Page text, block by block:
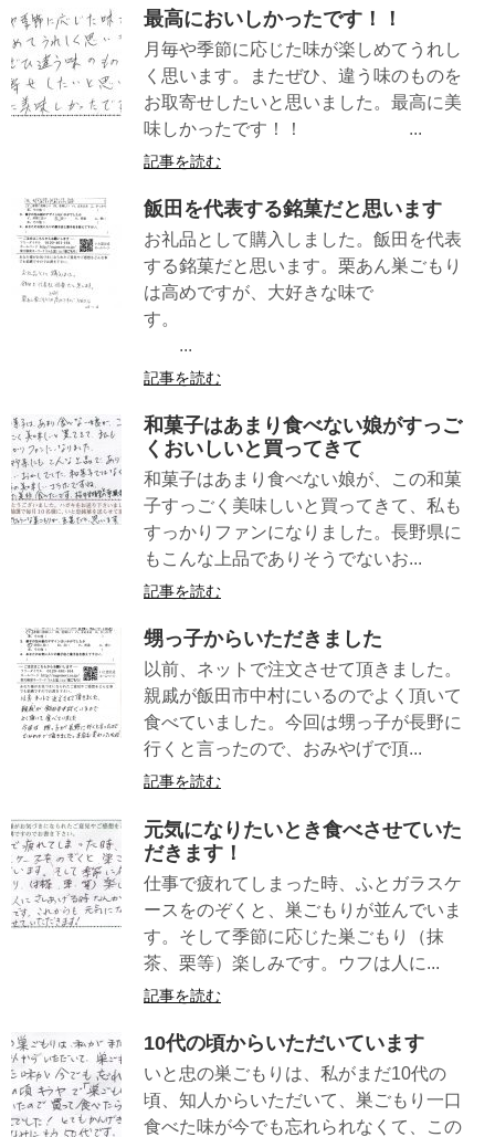
最高においしかったです！！
月毎や季節に応じた味が楽しめてうれし
く思います。またぜひ、違う味のものを
お取寄せしたいと思いました。最高に美
味しかったです！！ ...
記事を読む
飯田を代表する銘菓だと思います
お礼品として購入しました。飯田を代表
する銘菓だと思います。栗あん巣ごもり
は高めですが、大好きな味で
す。
...
記事を読む
和菓子はあまり食べない娘がすっご
くおいしいと買ってきて
和菓子はあまり食べない娘が、この和菓
子すっごく美味しいと買ってきて、私も
すっかりファンになりました。長野県に
もこんな上品でありそうでないお...
記事を読む
甥っ子からいただきました
以前、ネットで注文させて頂きました。
親戚が飯田市中村にいるのでよく頂いて
食べていました。今回は甥っ子が長野に
行くと言ったので、おみやげで頂...
記事を読む
元気になりたいとき食べさせていた
だきます！
仕事で疲れてしまった時、ふとガラスケ
ースをのぞくと、巣ごもりが並んでいま
す。そして季節に応じた巣ごもり（抹
茶、栗等）楽しみです。ウフは人に...
記事を読む
10代の頃からいただいています
いと忠の巣ごもりは、私がまだ10代の
頃、知人からいただいて、巣ごもり一口
食べた味が今でも忘れられなくて、この